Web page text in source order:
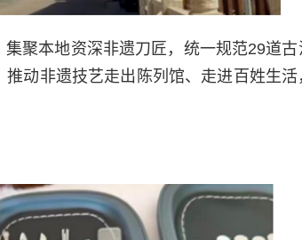
聚本地资深非遗刀匠，统一规范29道古
动非遗技艺走出陈列馆、走进百姓生